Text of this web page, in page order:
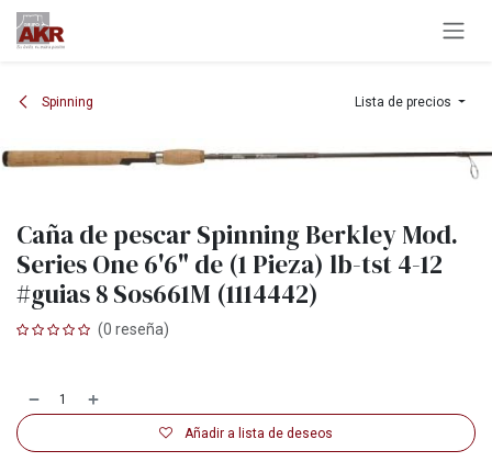
Ir al contenido
Spinning Lista de precios
Caña de pescar Spinning Berkley Mod.
Series One 6'6" de (1 Pieza) lb-tst 4-12
#guias 8 Sos661M (1114442)
(0 reseña)
Añadir a lista de deseos